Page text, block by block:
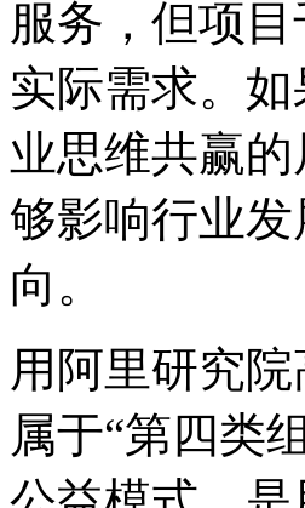
服务，但项
实际需求。
业思维共赢
够影响行业
向。
用阿里研究
属于“第四类